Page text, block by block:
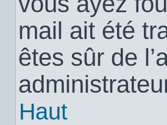
mail ait été
êtes sûr de
Haut